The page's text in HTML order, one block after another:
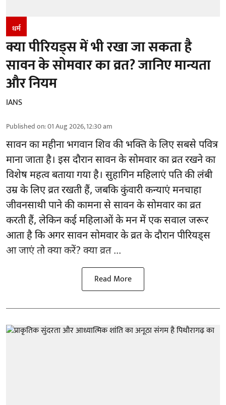
धर्म
क्या पीरियड्स में भी रखा जा सकता है
सावन के सोमवार का व्रत? जानिए मान्यता
और नियम
IANS
Published on:01 Aug 2026, 12:30 am
सावन का महीना भगवान शिव की भक्ति के लिए सबसे पवित्र
माना जाता है। इस दौरान सावन के सोमवार का व्रत रखने का
विशेष महत्व बताया गया है। सुहागिन महिलाएं पति की लंबी
उम्र के लिए व्रत रखती हैं, जबकि कुंवारी कन्याएं मनचाहा
जीवनसाथी पाने की कामना से सावन के सोमवार का व्रत
करती हैं, लेकिन कई महिलाओं के मन में एक सवाल जरूर
आता है कि अगर सावन सोमवार के व्रत के दौरान पीरियड्स
आ जाएं तो क्या करें? क्या व्रत ...
Read More